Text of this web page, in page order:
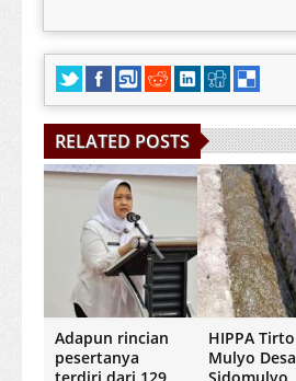
RELATED POSTS
Adapun rincian
pesertanya
HIPPA Tirto
Mulyo Desa